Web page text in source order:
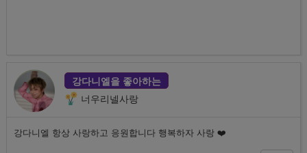
강다니엘을 좋아하는
너우리넬사랑
강다니엘 항상 사랑하고 응원합니다 행복하자 사랑 ❤️